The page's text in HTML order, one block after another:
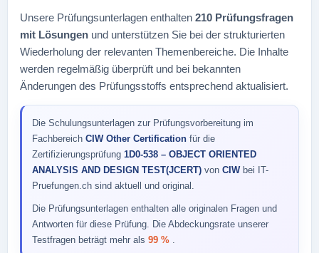
Unsere Prüfungsunterlagen enthalten 210 Prüfungsfragen
mit Lösungen und unterstützen Sie bei der strukturierten
Wiederholung der relevanten Themenbereiche. Die Inhalte
werden regelmäßig überprüft und bei bekannten
Änderungen des Prüfungsstoffs entsprechend aktualisiert.
Die Schulungsunterlagen zur Prüfungsvorbereitung im
Fachbereich CIW Other Certification für die
Zertifizierungsprüfung 1D0-538 – OBJECT ORIENTED
ANALYSIS AND DESIGN TEST(JCERT) von CIW bei IT-
Pruefungen.ch sind aktuell und original.
Die Prüfungsunterlagen enthalten alle originalen Fragen und
Antworten für diese Prüfung. Die Abdeckungsrate unserer
Testfragen beträgt mehr als 99 % .